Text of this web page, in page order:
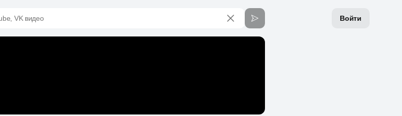
Войти
VK видео